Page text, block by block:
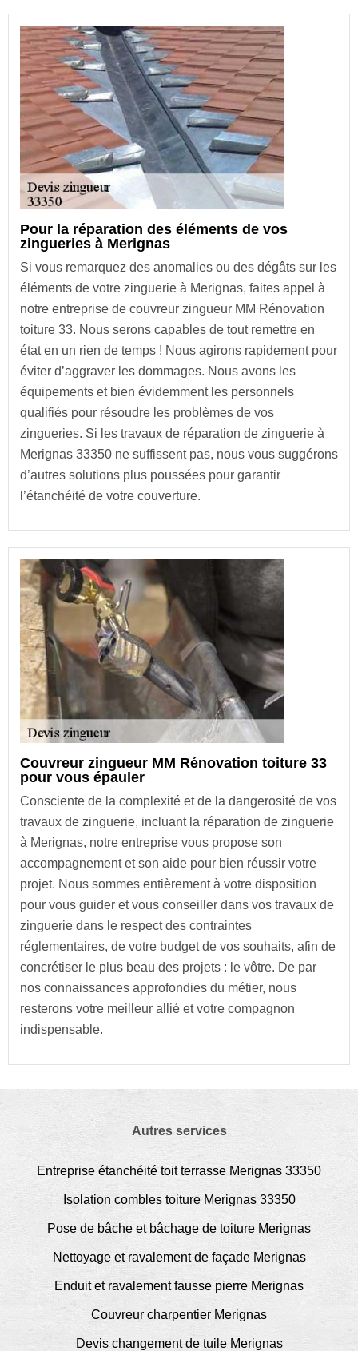
Pour la réparation des éléments de vos
zingueries à Merignas
Si vous remarquez des anomalies ou des dégâts sur les
éléments de votre zinguerie à Merignas, faites appel à
notre entreprise de couvreur zingueur MM Rénovation
toiture 33. Nous serons capables de tout remettre en
état en un rien de temps ! Nous agirons rapidement pour
éviter d’aggraver les dommages. Nous avons les
équipements et bien évidemment les personnels
qualifiés pour résoudre les problèmes de vos
zingueries. Si les travaux de réparation de zinguerie à
Merignas 33350 ne suffissent pas, nous vous suggérons
d’autres solutions plus poussées pour garantir
l’étanchéité de votre couverture.
Couvreur zingueur MM Rénovation toiture 33
pour vous épauler
Consciente de la complexité et de la dangerosité de vos
travaux de zinguerie, incluant la réparation de zinguerie
à Merignas, notre entreprise vous propose son
accompagnement et son aide pour bien réussir votre
projet. Nous sommes entièrement à votre disposition
pour vous guider et vous conseiller dans vos travaux de
zinguerie dans le respect des contraintes
réglementaires, de votre budget de vos souhaits, afin de
concrétiser le plus beau des projets : le vôtre. De par
nos connaissances approfondies du métier, nous
resterons votre meilleur allié et votre compagnon
indispensable.
Autres services
Entreprise étanchéité toit terrasse Merignas 33350
Isolation combles toiture Merignas 33350
Pose de bâche et bâchage de toiture Merignas
Nettoyage et ravalement de façade Merignas
Enduit et ravalement fausse pierre Merignas
Couvreur charpentier Merignas
Devis changement de tuile Merignas